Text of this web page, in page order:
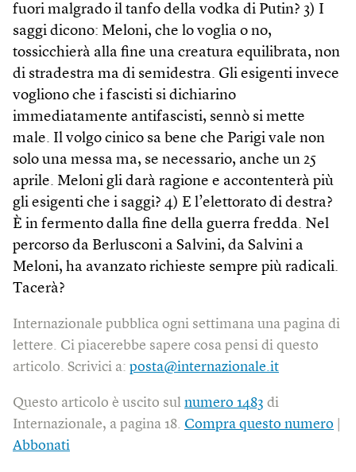
fuori malgrado il tanfo della vodka di Putin? 3) I
saggi dicono: Meloni, che lo voglia o no,
tossicchierà alla fine una creatura equilibrata, non
di stradestra ma di semidestra. Gli esigenti invece
vogliono che i fascisti si dichiarino
immediatamente antifascisti, sennò si mette
male. Il volgo cinico sa bene che Parigi vale non
solo una messa ma, se necessario, anche un 25
aprile. Meloni gli darà ragione e accontenterà più
gli esigenti che i saggi? 4) E l’elettorato di destra?
È in fermento dalla fine della guerra fredda. Nel
percorso da Berlusconi a Salvini, da Salvini a
Meloni, ha avanzato richieste sempre più radicali.
Tacerà?
Internazionale pubblica ogni settimana una pagina di
lettere. Ci piacerebbe sapere cosa pensi di questo
articolo. Scrivici a: posta@internazionale.it
Questo articolo è uscito sul numero 1483 di
Internazionale, a pagina 18. Compra questo numero
Abbonati